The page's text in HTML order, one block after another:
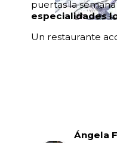
puertas la semana
especialidades
Un restaurante
Ángela